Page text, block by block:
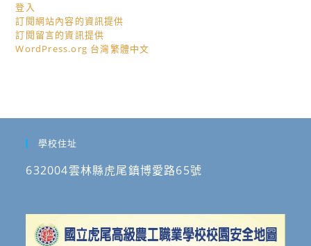
登入
訂閱網站內容的資訊提供
訂閱留言的資訊提供
WordPress.org 台灣繁體中文
學校住址
632004雲林縣虎尾鎮博愛路65號